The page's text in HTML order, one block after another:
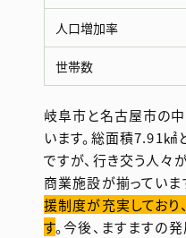
人口増加率
世帯数
岐阜市と名古屋市の中
います。総面積7.91
ですが、行き交う人々
商業施設が揃っていま
援制度が充実しており
す。今後、ますますの